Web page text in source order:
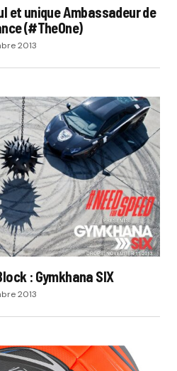
et unique Ambassadeur de
(#TheOne)
2013
: Gymkhana SIX
2013